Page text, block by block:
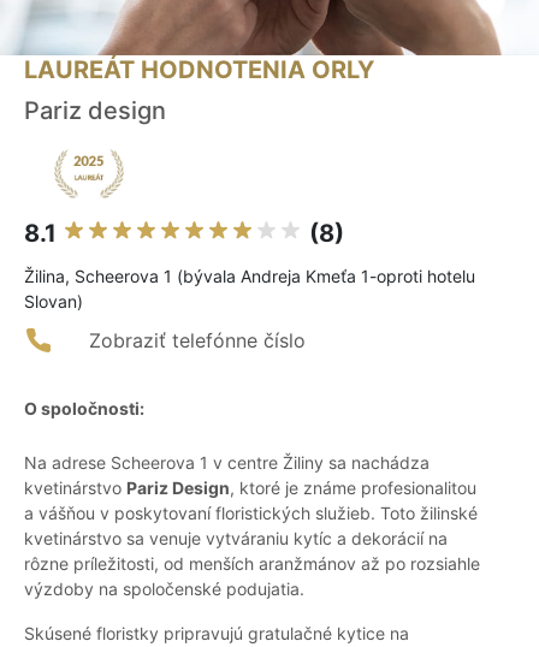
LAUREÁT HODNOTENIA ORLY
Pariz design
8.1 (8)
Žilina, Scheerova 1 (bývala Andreja Kmeťa 1-oproti hotelu
Slovan)
Zobraziť telefónne číslo
O spoločnosti:
Na adrese Scheerova 1 v centre Žiliny sa nachádza
kvetinárstvo Pariz Design, ktoré je známe profesionalitou
a vášňou v poskytovaní floristických služieb. Toto žilinské
kvetinárstvo sa venuje vytváraniu kytíc a dekorácií na
rôzne príležitosti, od menších aranžmánov až po rozsiahle
výzdoby na spoločenské podujatia.
Skúsené floristky pripravujú gratulačné kytice na